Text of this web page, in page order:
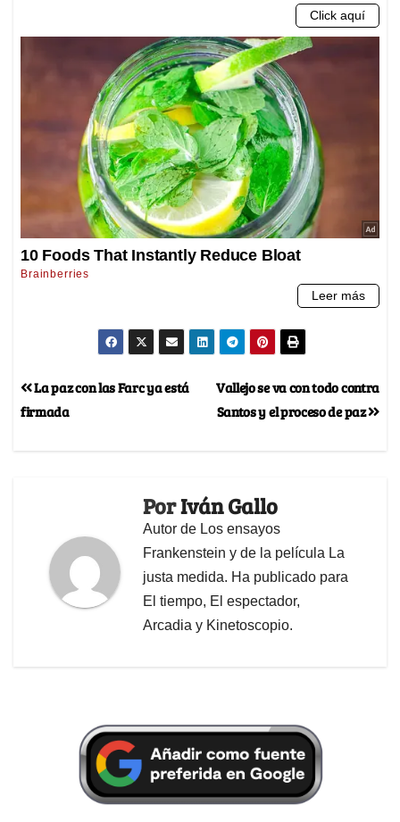
Vallejo se va con todo contra
Santos y el proceso de paz
La paz con las Farc ya está
firmada
PorIván Gallo
Autor de Los ensayos
Frankenstein y de la película La
justa medida. Ha publicado para
El tiempo, El espectador,
Arcadia y Kinetoscopio.